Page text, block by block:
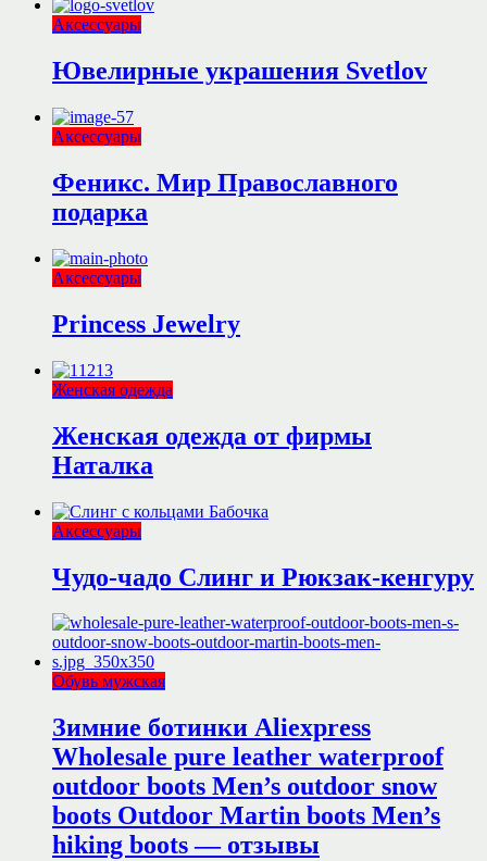
Аксессуары
Ювелирные украшения Svetlov
Аксессуары
Феникс. Мир Православного
подарка
Аксессуары
Princess Jewelry
Женская одежда
Женская одежда от фирмы
Наталка
Аксессуары
Чудо-чадо Слинг и Рюкзак-кенгуру
Обувь мужская
Зимние ботинки Aliexpress
Wholesale pure leather waterproof
outdoor boots Men’s outdoor snow
boots Outdoor Martin boots Men’s
hiking boots — отзывы